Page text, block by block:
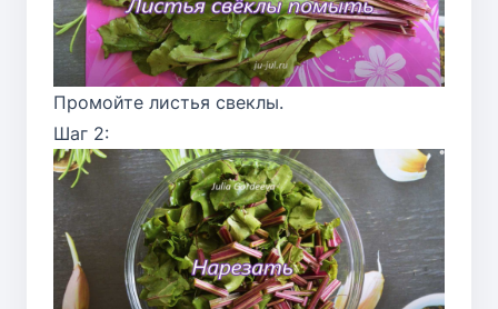
Промойте листья свеклы.
Шаг 2: